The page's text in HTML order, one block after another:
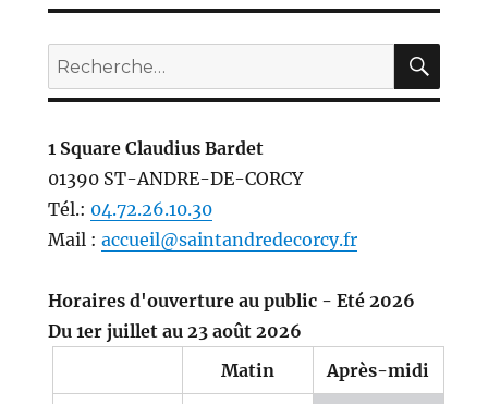
Recherche
pour :
1 Square Claudius Bardet
01390 ST-ANDRE-DE-CORCY
Tél.: 04.72.26.10.30
Mail : accueil@saintandredecorcy.fr
Horaires d'ouverture au public - Eté 2026
Du 1er juillet au 23 août 2026
Matin
Après-midi